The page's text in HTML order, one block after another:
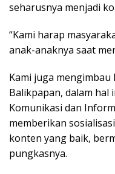
seharusnya menjadi
“Kami harap
anak-anaknya saat
Kami juga
Balikpapan, dalam hal
Komunikasi dan
memberikan
konten yang baik,
pungkasnya.